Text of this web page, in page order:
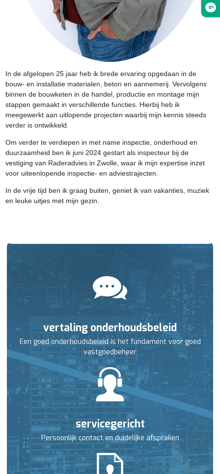
6
In de afgelopen 25 jaar heb ik brede ervaring opgedaan in de
bouw- en installatie materialen, beton en aannemerij. Vervolgens
binnen de bouwketen in de handel, productie en montage mijn
stappen gemaakt in verschillende functies. Hierbij heb ik
meegewerkt aan uitlopende projecten waarbij mijn kennis steeds
verder is ontwikkeld.
Om verder te verdiepen in met name inspectie, onderhoud en
duurzaamheid ben ik juni 2024 gestart als inspecteur bij de
vestiging van Raderadvies in Zwolle, waar ik mijn expertise inzet
voor uiteenlopende inspectie- en adviestrajecten.
In de vrije tijd ben ik graag buiten, geniet ik van vakanties, muziek
en leuke uitjes met mijn gezin.
vertaling onderhoudsbeleid
Een goed onderhoudsbeleid is het fundament voor goed
vastgoedbeheer
servicegericht
Persoonlijk contact en duidelijke afspraken